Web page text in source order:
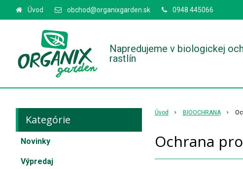
Napredujeme v biologickej
rastlín
Úvod obchod@organixgarden.sk 0948 445066
Úvod BIOOCHRANA
Ochrana
Kategórie
Novinky
Výpredaj